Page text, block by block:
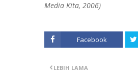
Media Kita, 2006)
Facebook
LEBIH LAMA